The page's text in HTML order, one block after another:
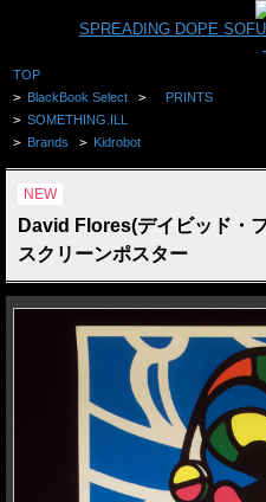
SPREADING DOPE
TOP
> BlackBook Select > PRINTS
> SOMETHING.ILL
> Brands > Kidrobot
NEW
David Flores(デイビッド
スクリーンポスター